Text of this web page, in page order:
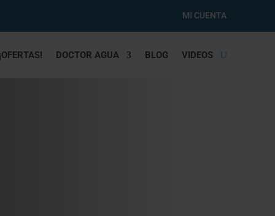
MI CUENTA
DOCTOR AGUA BLOG VIDEOS